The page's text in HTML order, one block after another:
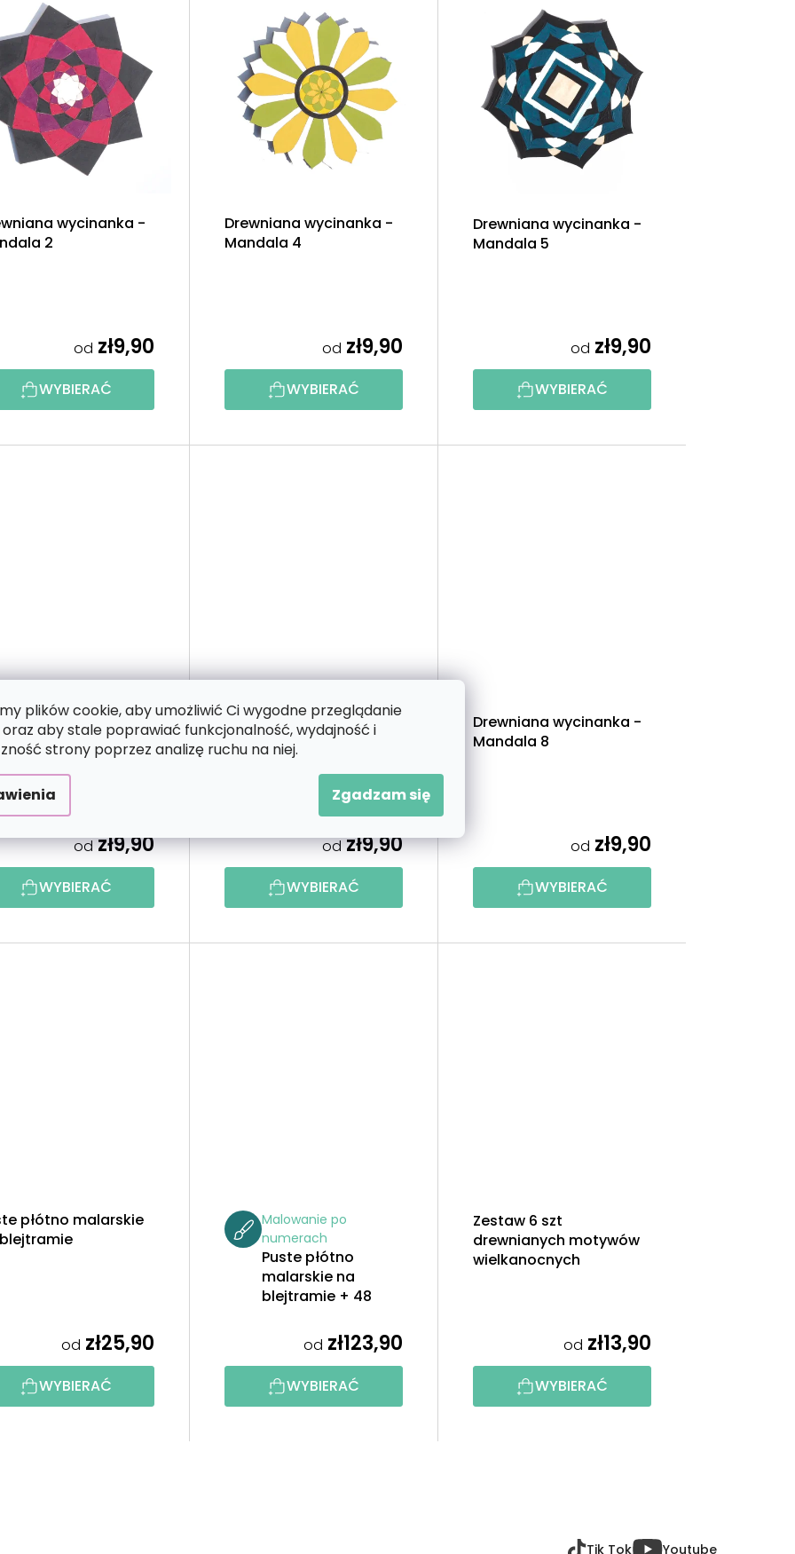
plików cookie, aby umożliwić Ci wygodne przeglądanie
aby stale poprawiać funkcjonalność, wydajność i
strony poprzez analizę ruchu na niej.
Zgadzam się
O
W
A
E
wycinanka -
2
od zł9,90
WYBIERAĆ
Drewniana wycinanka -
Mandala 4
od zł9,90
WYBIERAĆ
Drewniana wycinanka -
Mandala 5
od zł9,90
WYBIERAĆ
wycinanka -
6
odzł9,90
WYBIERAĆ
Drewniana wycinanka -
Mandala 7
odzł9,90
WYBIERAĆ
Drewniana wycinanka -
Mandala 8
od zł9,90
WYBIERAĆ
płótno malarskie
od zł25,90
WYBIERAĆ
Malowanie po
numerach
Puste płótno
malarskie na
blejtramie + 48
od zł123,90
WYBIERAĆ
Zestaw 6 szt
drewnianych motywów
wielkanocnych
od zł13,90
WYBIERAĆ
Tik Tok Youtube